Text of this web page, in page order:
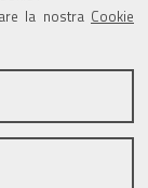
la nostra Cookie